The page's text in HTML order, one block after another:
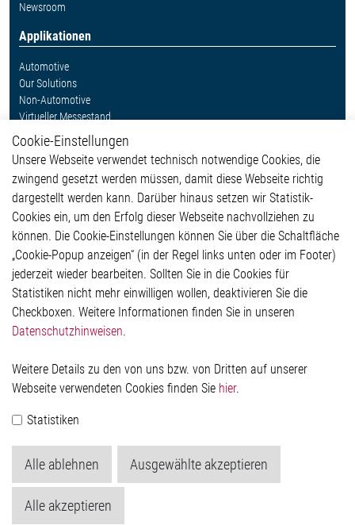
Newsroom
Applikationen
Automotive
Our Solutions
Non-Automotive
Virtueller Messestand
Weitere Links
Glossar
Kontakt
Hinweisgeberschutzsystem
Impressum
Datenschutzerklärung
Cookie-Popup anzeigen
Elmos Semiconductor SE
Werkstättenstraße 18
Telefon: +49 (0) 2171 / 40 183-0
Handelsregister:
Köln HRB 123561
Cookie-Einstellungen
Unsere Webseite verwendet technisch notwendige Cookies, die
zwingend gesetzt werden müssen, damit diese Webseite richtig
dargestellt werden kann. Darüber hinaus setzen wir Statistik-
Cookies ein, um den Erfolg dieser Webseite nachvollziehen zu
können. Die Cookie-Einstellungen können Sie über die Schaltfläche
„Cookie-Popup anzeigen“ (in der Regel links unten oder im Footer)
jederzeit wieder bearbeiten. Sollten Sie in die Cookies für
Statistiken nicht mehr einwilligen wollen, deaktivieren Sie die
Checkboxen. Weitere Informationen finden Sie in unseren
Datenschutzhinweisen.
Weitere Details zu den von uns bzw. von Dritten auf unserer
Webseite verwendeten Cookies finden Sie hier.
Statistiken
Alle ablehnen Ausgewählte akzeptieren
Alle akzeptieren